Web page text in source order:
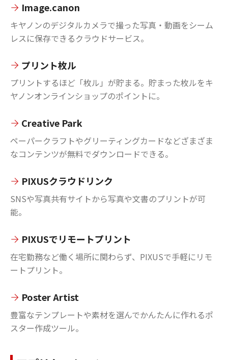
Image.canon
キヤノンのデジタルカメラで撮った写真・動画をシーム
レスに保存できるクラウドサービス。
プリント枚ル
プリントするほど「枚ル」が貯まる。貯まった枚ルをキ
ヤノンオンラインショップのポイントに。
Creative Park
ペーパークラフトやグリーティングカードなどざまざま
なコンテンツが無料でダウンロードできる。
PIXUSクラウドリンク
SNSや写真共有サイトから写真や文書のプリントが可
能。
PIXUSでリモートプリント
在宅勤務など働く場所に関わらず、PIXUSで手軽にリモ
ートプリント。
Poster Artist
豊富なテンプレートや素材を選んでかんたんに作れるポ
スター作成ツール。